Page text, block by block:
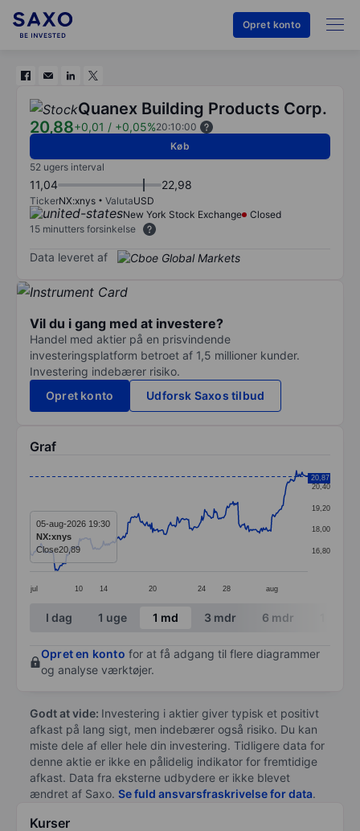
Opret konto
Quanex Building Products Corp.
20,88+0,01 / +0,05%20:10:00
Køb
52 ugers interval
11,04 22,98
TickerNX:xnys ValutaUSD
New York Stock Exchange
Closed
15 minutters forsinkelse
Data leveret af
Vil du i gang med at investere?
Handel med aktier på en prisvindende
investeringsplatform betroet af 1,5 millioner kunder.
Investering indebærer risiko.
Opret konto
Udforsk Saxos tilbud
Graf
The chart has 1 X axis displaying categories.
The chart has 1 Y axis displaying values. Data ranges
jul 10 14 20 24 28 aug
16,80
18,00
19,20
20,40
20,87
05-aug-2026 19:30
NX:xnys
Close20,89
End of interactive chart.
I dag 1 uge 1 md 3 mdr 6 mdr
Opret en konto for at få adgang til flere diagrammer
og analyse værktøjer.
Godt at vide: Investering i aktier giver typisk et positivt
afkast på lang sigt, men indebærer også risiko. Du kan
miste dele af eller hele din investering. Tidligere data for
denne aktie er ikke en pålidelig indikator for fremtidige
afkast. Data fra eksterne udbydere er ikke blevet
ændret af Saxo. Se fuld ansvarsfraskrivelse for data.
Kurser